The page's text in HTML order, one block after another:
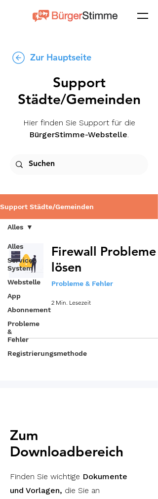
Zur Hauptseite
Support
Städte/Gemeinden
Hier finden Sie Support für die
BürgerStimme-Webstelle.
Support Städte/Gemeinden
Alles
Service-
System
Webstelle
App
Abonnement
Probleme
&
Fehler
Registrierungsmethode
Alles
Firewall Probleme
lösen
Probleme & Fehler
2 Min. Lesezeit
Zum
Downloadbereich
Finden Sie wichtige Dokumente
und Vorlagen, die Sie an